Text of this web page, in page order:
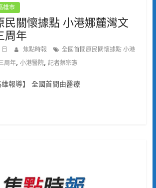
雄市
民關懷據點 小港娜麓灣文
周年
焦點時報
全國首間原民關懷據點 小港
周年, 小港醫院, 記者蔡宗憲
雄報導】 全國首間由醫療